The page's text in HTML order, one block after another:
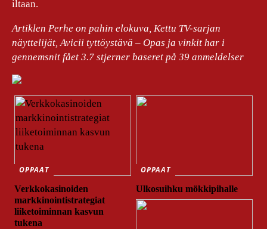
iltaan.
Artiklen Perhe on pahin elokuva, Kettu TV-sarjan
näyttelijät, Avicii tyttöystävä – Opas ja vinkit har i
gennemsnit fået 3.7 stjerner baseret på 39 anmeldelser
OPPAAT
Verkkokasinoiden
markkinointistrategiat
liiketoiminnan kasvun
tukena
OPPAAT
Ulkosuihku mökkipihalle